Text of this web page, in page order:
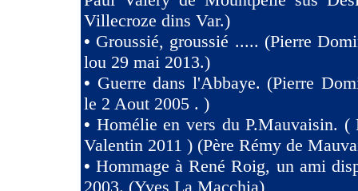
Villecroze dins Var.)
• Groussié, groussié ..... (Pierre
lou 29 mai 2013.)
• Guerre dans l'Abbaye. (Pierre
le 2 Aout 2005 . )
• Homélie en vers du P.Mauvaisin. (
Valentin 2011 ) (Père Rémy de
•Hommage à René Roig, un ami
2003. (Yves La Macchia)